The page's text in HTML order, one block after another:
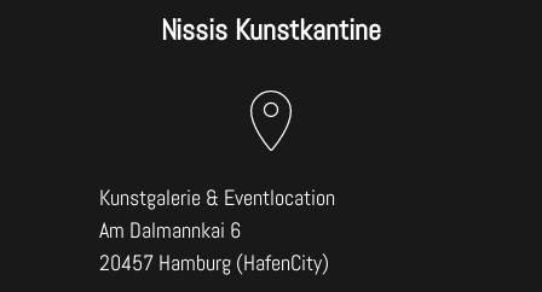
Nissis Kunstkantine
Kunstgalerie & Eventlocation
Am Dalmannkai 6
20457 Hamburg (HafenCity)